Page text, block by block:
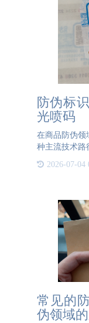
防伪标
光喷码
在商品防伪领
种主流技术路
以物理标签为
2026-07-04
常见的
伪领域